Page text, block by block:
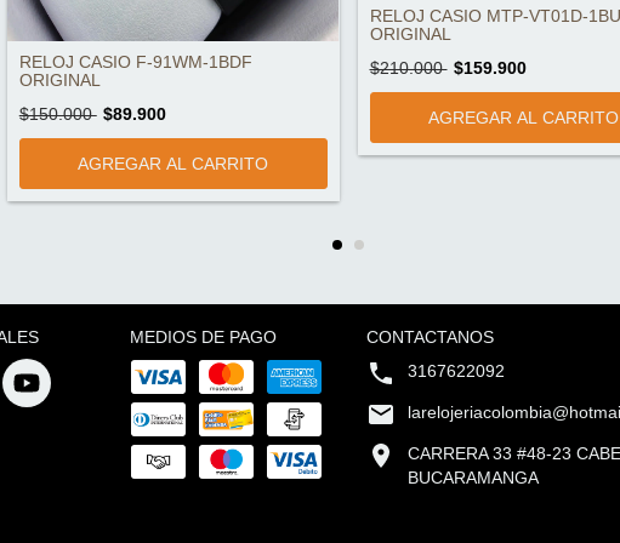
RELOJ CASIO F-91WM-1BDF
ORIGINAL
$150.000 $89.900
RELOJ CASIO MTP-VT01D-
ORIGINAL
$210.000 $159.900
MEDIOS DE PAGO
CONTACTANOS
3167622092
CARRERA 33 #48-23
BUCARAMANGA